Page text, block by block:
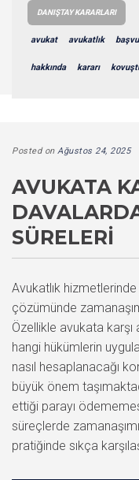
DANIŞTAY KARARLARI
avukat avukatlık
hakkında kararı
Posted on Ağustos 24, 2025
AVUKATA
SÜRELERI
Avukatlık
çözümünde
Özellikle avukata
hangi hükümlerin
nasıl hesaplanacağı
büyük önem
ettiği parayı
süreçlerde
pratiğinde sıkça